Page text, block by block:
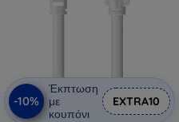
-10%
Έκπτωση
με
κουπόνι
EXTRA10